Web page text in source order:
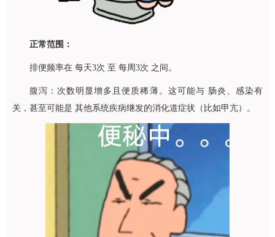
正常范围：
排便频率在 每天3次 至 每周3次 之间。
腹泻：次数明显增多且便质稀薄。这可能与 肠炎、感染有
关，甚至可能是 其他系统疾病继发的消化道症状（比如甲亢）。